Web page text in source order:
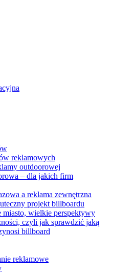
reklamowych
outdoorowej
– dla jakich firm
a reklama zewnętrzna
projekt billboardu
miasto, wielkie perspektywy
czyli jak sprawdzić jaką
billboard
reklamowe